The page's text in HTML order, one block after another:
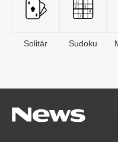
Solitär Sudoku